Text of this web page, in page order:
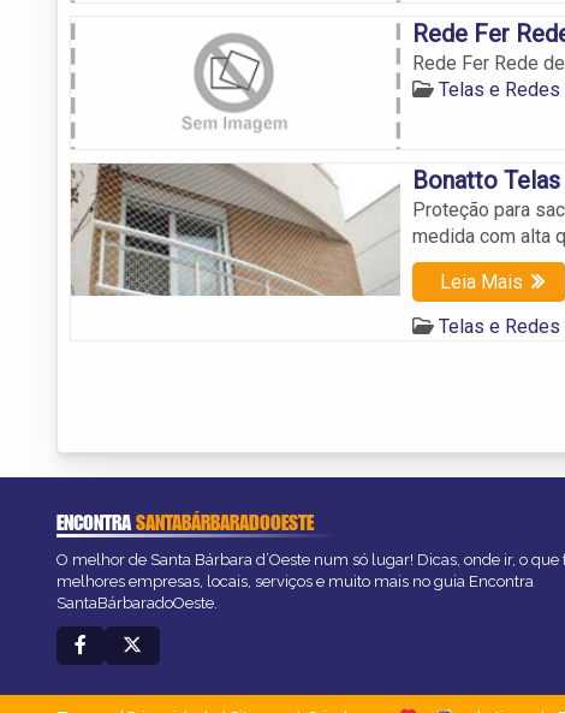
Rede Fer
Rede Fer Rede
Telas e
Bonatto
Proteção para
medida com alta
Leia Mais
Telas e
ENCONTRASANTABÁRBARADOOESTE
O melhor de Santa Bárbara d’Oeste num só lugar! Dicas, onde ir, o que
melhores empresas, locais, serviços e muito mais no guia Encontra
SantaBárbaradoOeste.